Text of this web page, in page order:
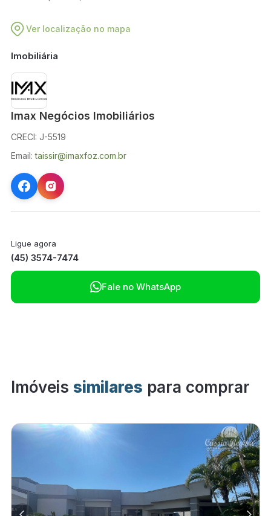
Ver localização no mapa
Imobiliária
Imax Negócios Imobiliários
CRECI: J-5519
Email:taissir@imaxfoz.com.br
Ligue agora
(45) 3574-7474
Fale no WhatsApp
Imóveis similares para comprar